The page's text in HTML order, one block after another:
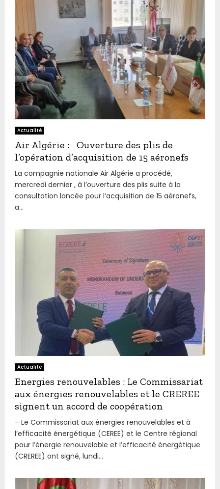
Actualité
Air Algérie : Ouverture des plis de
l’opération d’acquisition de 15 aéronefs
La compagnie nationale Air Algérie a procédé,
mercredi dernier , à l’ouverture des plis suite à la
consultation lancée pour l’acquisition de 15 aéronefs,
a...
Actualité
Energies renouvelables : Le Commissariat
aux énergies renouvelables et le CREREE
signent un accord de coopération
– Le Commissariat aux énergies renouvelables et à
l’efficacité énergétique (CEREE) et le Centre régional
pour l’énergie renouvelable et l’efficacité énergétique
(CREREE) ont signé, lundi...